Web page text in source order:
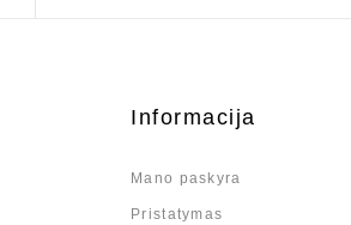
Informacija
Mano paskyra
Pristatymas